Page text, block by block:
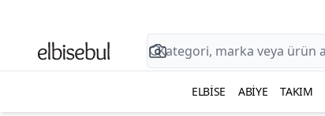
ELBISE ABIYE TAKIM